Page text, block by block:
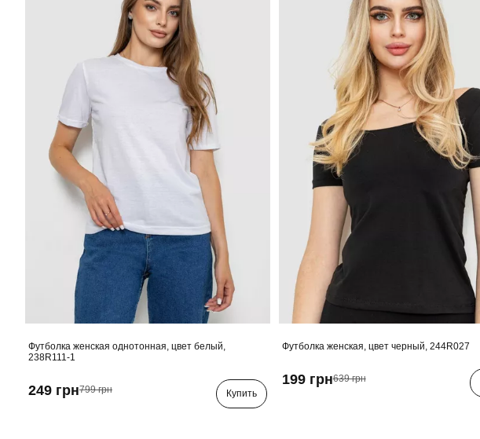
Футболка женская однотонная, цвет белый,
238R111-1
249 грн799 грн Купить
Футболка женская, цвет черный, 244R027
199 грн639 грн